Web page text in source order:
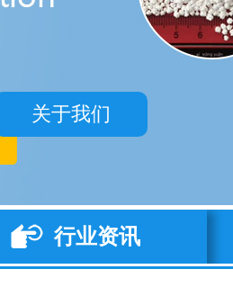
关于我们
行业资讯